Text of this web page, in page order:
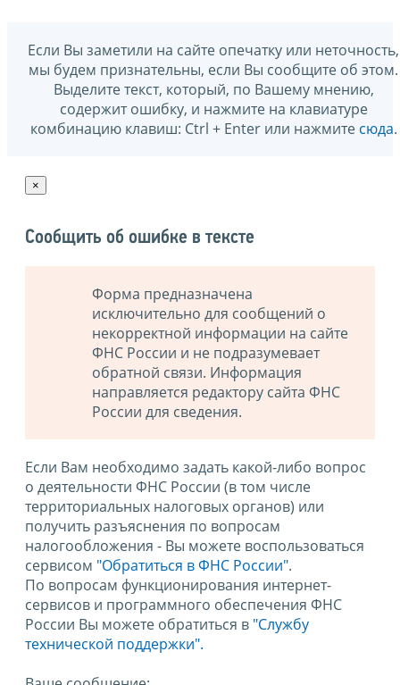
Если Вы заметили на сайте опечатку или неточность,
мы будем признательны, если Вы сообщите об этом.
Выделите текст, который, по Вашему мнению,
содержит ошибку, и нажмите на клавиатуре
комбинацию клавиш: Ctrl + Enter или нажмите сюда.
×
Сообщить об ошибке в тексте
Форма предназначена
исключительно для сообщений о
некорректной информации на сайте
ФНС России и не подразумевает
обратной связи. Информация
направляется редактору сайта ФНС
России для сведения.
Если Вам необходимо задать какой-либо вопрос
о деятельности ФНС России (в том числе
территориальных налоговых органов) или
получить разъяснения по вопросам
налогообложения - Вы можете воспользоваться
сервисом "Обратиться в ФНС России".
По вопросам функционирования интернет-
сервисов и программного обеспечения ФНС
России Вы можете обратиться в "Службу
технической поддержки".